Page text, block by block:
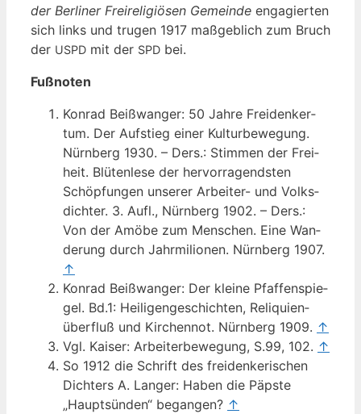
der Ber­li­ner Frei­re­li­giö­sen Gemein­de enga­gier­ten
sich links und tru­gen 1917 maß­geb­lich zum Bruch
der USPD mit der SPD bei.
Fuß­no­ten
Kon­rad Beiß­wan­ger: 50 Jah­re Frei­den­ker­
tum. Der Auf­stieg einer Kul­tur­be­we­gung.
Nürn­berg 1930. – Ders.: Stim­men der Frei­
heit. Blü­ten­le­se der her­vor­ra­gends­ten
Schöp­fun­gen unse­rer Arbei­ter- und Volks­
dich­ter. 3. Aufl., Nürn­berg 1902. – Ders.:
Von der Amö­be zum Men­schen. Eine Wan­
de­rung durch Jahr­mi­li­o­nen. Nürn­berg 1907.
↑
Kon­rad Beiß­wan­ger: Der klei­ne Pfaf­fen­spie­
gel. Bd.1: Hei­li­gen­ge­schich­ten, Reli­qui­en­
über­fluß und Kir­chen­not. Nürn­berg 1909. ↑
Vgl. Kai­ser: Arbei­ter­be­we­gung, S.99, 102. ↑
So 1912 die Schrift des frei­den­ke­ri­schen
Dich­ters A. Lan­ger: Haben die Päps­te
„Haupt­sün­den“ began­gen? ↑